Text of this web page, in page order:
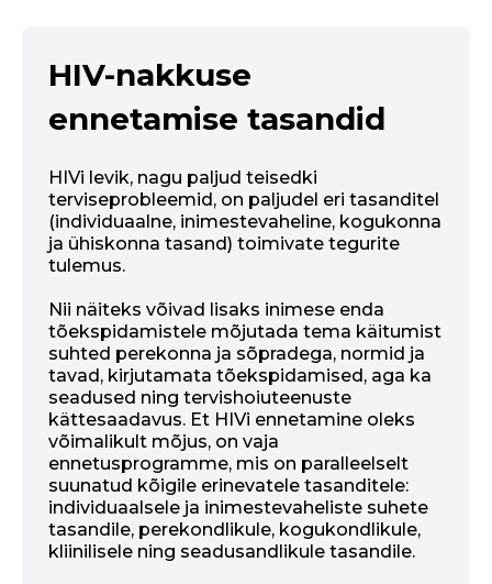
HIV-nakkuse
ennetamise tasandid
HIVi levik, nagu paljud teisedki
terviseprobleemid, on paljudel eri tasanditel
(individuaalne, inimestevaheline, kogukonna
ja ühiskonna tasand) toimivate tegurite
tulemus.
Nii näiteks võivad lisaks inimese enda
tõekspidamistele mõjutada tema käitumist
suhted perekonna ja sõpradega, normid ja
tavad, kirjutamata tõekspidamised, aga ka
seadused ning tervishoiuteenuste
kättesaadavus. Et HIVi ennetamine oleks
võimalikult mõjus, on vaja
ennetusprogramme, mis on paralleelselt
suunatud kõigile erinevatele tasanditele:
individuaalsele ja inimestevaheliste suhete
tasandile, perekondlikule, kogukondlikule,
kliinilisele ning seadusandlikule tasandile.